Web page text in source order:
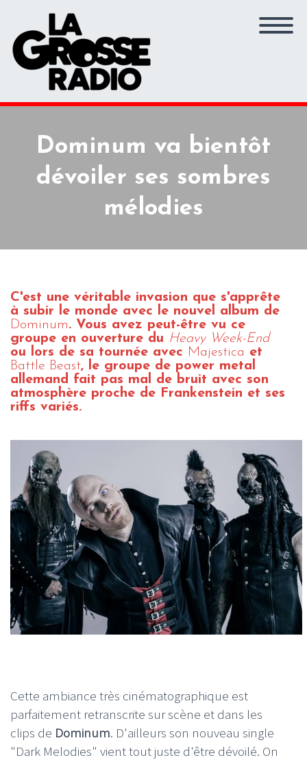
Dominum va bientôt
dévoiler ses sombres
mélodies
C'est une véritable invasion que s'apprête
à subir le monde avec le nouvel album de
Dominum. Vous avez peut-être vu ce
groupe en ouverture du Heavy Week-End
ou lors de sa tournée avec Majestica et
Battle Beast, le groupe de power metal
allemand fait pas mal de bruit avec son
atmosphère proche de Frankenstein et ses
riffs variés.
Cette ambiance très cinématographique est
parfaitement retranscrite sur scène et dans les
clips de Dominum. D'ailleurs son nouveau single
"Dark Melodies" vient tout juste d'être dévoilé. On